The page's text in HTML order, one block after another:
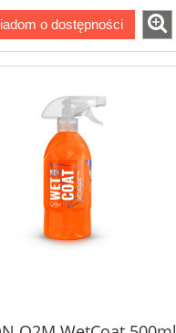
o dostępności